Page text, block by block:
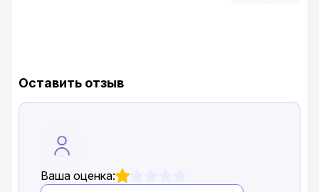
Оставить отзыв
Ваша оценка: